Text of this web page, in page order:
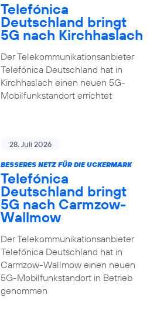
Telefónica
Deutschland bringt
5G nach Kirchhaslach
Der Telekommunikationsanbieter
Telefónica Deutschland hat in
Kirchhaslach einen neuen 5G-
Mobilfunkstandort errichtet
28. Juli 2026
BESSERES NETZ FÜR DIE UCKERMARK
Telefónica
Deutschland bringt
5G nach Carmzow-
Wallmow
Der Telekommunikationsanbieter
Telefónica Deutschland hat in
Carmzow-Wallmow einen neuen
5G-Mobilfunkstandort in Betrieb
genommen